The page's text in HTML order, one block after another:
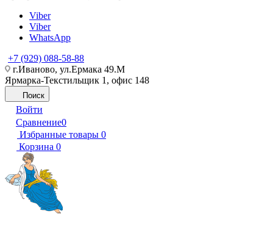
Viber
Viber
WhatsApp
+7 (929) 088-58-88
г.Иваново, ул.Ермака 49.M
Ярмарка-Текстильщик 1, офис 148
Поиск
Войти
Сравнение0
Избранные товары 0
Корзина 0